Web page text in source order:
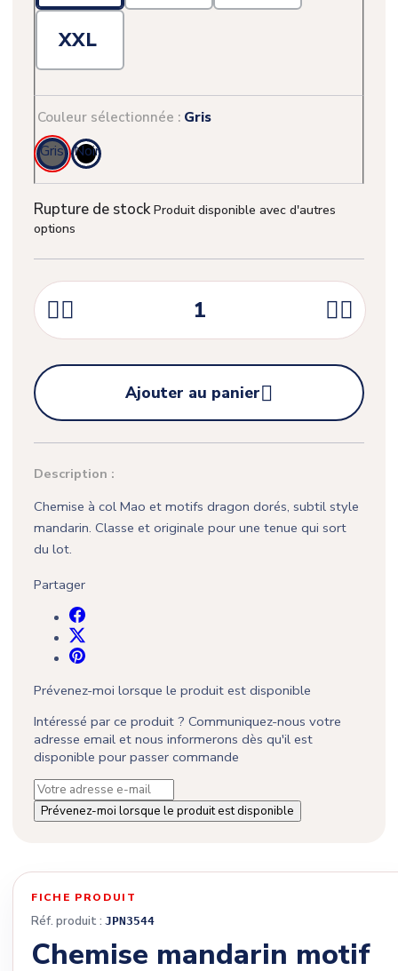
XXL
Couleur sélectionnée : Gris
Gris Noir
Rupture de stock Produit disponible avec d'autres
options
 

Ajouter au panier
Description :
Chemise à col Mao et motifs dragon dorés, subtil style
mandarin. Classe et originale pour une tenue qui sort
du lot.
Partager
Prévenez-moi lorsque le produit est disponible
Intéressé par ce produit ? Communiquez-nous votre
adresse email et nous informerons dès qu'il est
disponible pour passer commande
Prévenez-moi lorsque le produit est disponible
FICHE PRODUIT
Réf. produit : JPN3544
Chemise mandarin motif